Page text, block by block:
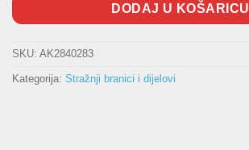
DODAJ U KOŠARICU
SKU: AK2840283
Kategorija: Stražnji branici i dijelovi